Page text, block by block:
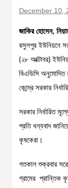
December 10,
জাকির হোসেন,
রসুলপুর ইউনিয়নে
(২৮ অক্টোবর)
বিএডিসি অনুমোদিত
কেন্দ্রে সরকার
সরকার নির্ধারিত
প্রতি ধন্যবাদ
কৃষকেরা।
গতকাল শুক্রবার
গ্রামের প্রান্তিক